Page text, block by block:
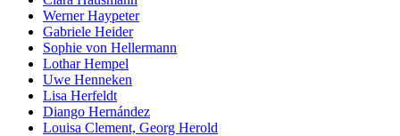
Werner Haypeter
Gabriele Heider
Sophie von Hellermann
Lothar Hempel
Uwe Henneken
Lisa Herfeldt
Diango Hernández
Louisa Clement, Georg Herold